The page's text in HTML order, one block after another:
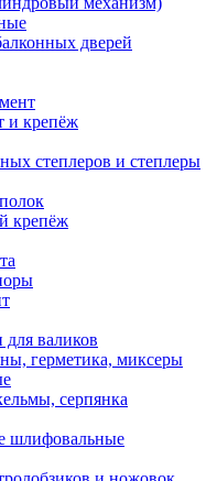
дверей
и крепёж
степлеров и степлеры
крепёж
валиков
герметика, миксеры
серпянка
шлифовальные